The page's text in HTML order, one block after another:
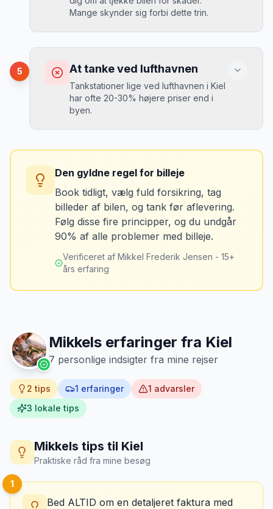
kr. i selvrisiko. Siden har jeg altid
Løsning
Mange skynder sig forbi dette trin.
Du kan blive opkrævet for skader, der
var der før du fik bilen.
Løsning
brændstofmåleren.
MJ
Mikkels erfaring Oktober 2024
“Jeg fotograferer altid bilen fra alle
vinkler ved afhentning. Det har reddet
5 At tanke ved lufthavnen
Tankstationer lige ved lufthavnen i Kiel
har ofte 20-30% højere priser end i
byen.
sidste tankning.
Tank bilen op et par kilometer fra
lufthavnen dagen før aflevering. Priserne
er markant lavere.
Den gyldne regel for billeje
Book tidligt, vælg fuld forsikring, tag
billeder af bilen, og tank før aflevering.
Følg disse fire principper, og du undgår
90% af alle problemer med billeje.
Verificeret af Mikkel Frederik Jensen - 15+
års erfaring
Mikkels erfaringer fra Kiel
7 personlige indsigter fra mine rejser
2 tips 1 erfaringer 1 advarsler
3 lokale tips
Mikkels tips til Kiel
Praktiske råd fra mine besøg
1
Bed ALTID om en detaljeret faktura med